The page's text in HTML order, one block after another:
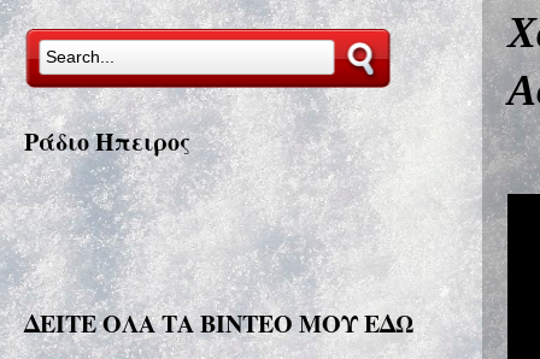
Ράδιο Ήπειρος
ΔΕΙΤΕ ΟΛΑ ΤΑ ΒΙΝΤΕΟ ΜΟΥ ΕΔΩ